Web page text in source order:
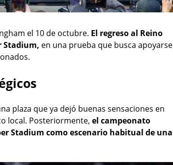
el 10 de octubre. El regreso al Reino
Stadium, en una prueba que busca apoyarse
plaza que ya dejó buenas sensaciones en
local. Posteriormente, el campeonato
Stadium como escenario habitual de una